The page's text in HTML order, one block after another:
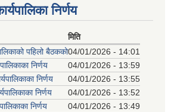
निर्णय
मिति
पहिलो बैठकको04/01/2026 - 14:01
निर्णय
04/01/2026 - 13:59
निर्णय
04/01/2026 - 13:55
निर्णय
04/01/2026 - 13:52
निर्णय
04/01/2026 - 13:49